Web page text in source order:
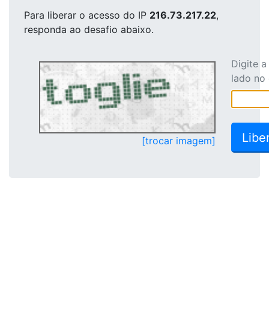
Para liberar o acesso do IP 216.73.217.22,
responda ao desafio abaixo.
[trocar imagem]
Digite
lado no